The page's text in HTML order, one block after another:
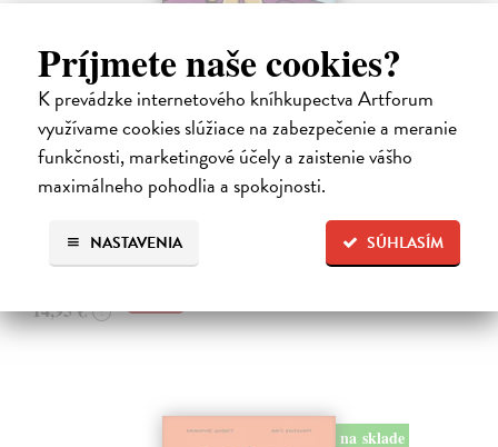
Príjmete naše cookies?
K prevádzke internetového kníhkupectva Artforum
využívame cookies slúžiace na zabezpečenie a meranie
funkčnosti, marketingové účely a zaistenie vášho
maximálneho pohodlia a spokojnosti.
SÚHLASÍM
NASTAVENIA
Dogman 8. Larva 22
Pilkey Dav
| Kniha
Dogman je späť! V ôsmej knihe dobrodružstiev svetoznámeho poliša
so psou hlavou náš hrdina čelí zlej Víle Cile, oblude Kôrovi
McStromaldovi, 22 superzúrivým psychokinetickým žubrienkam a
Na sklade
13,90 €
14,95 € ?
na sklade